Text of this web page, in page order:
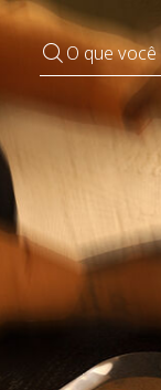
O que